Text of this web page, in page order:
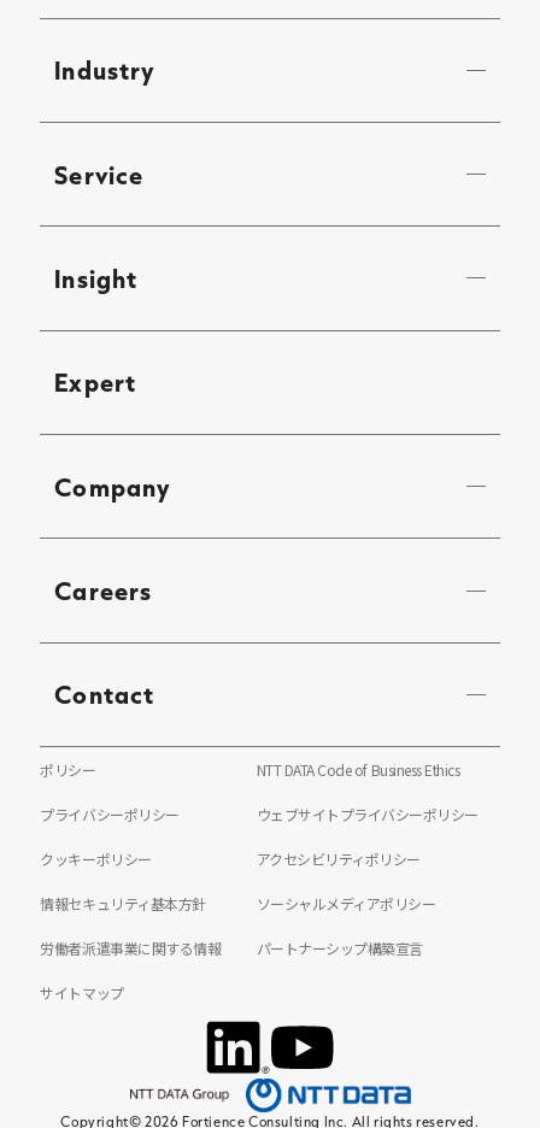
Industry
Service
Insight
Expert
Company
Careers
Contact
ポリシー NTT DATA Code of Business Ethics
プライバシーポリシー ウェブサイトプライバシーポリシー
クッキーポリシー アクセシビリティポリシー
情報セキュリティ基本方針 ソーシャルメディアポリシー
労働者派遣事業に関する情報 パートナーシップ構築宣言
サイトマップ
Copyright© 2026 Fortience Consulting Inc. All rights reserved.